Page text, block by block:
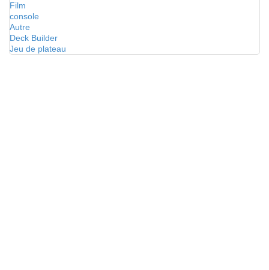
Film
console
Autre
Deck Builder
Jeu de plateau